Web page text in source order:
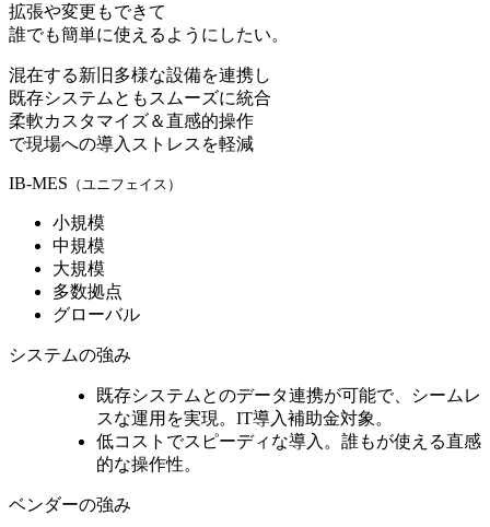
拡張や変更もできて
誰でも簡単に使えるようにしたい。
混在する新旧多様な設備を連携し
既存システムともスムーズに統合
柔軟カスタマイズ＆直感的操作
で現場への導入ストレスを軽減
IB-MES （ユニフェイス）
小規模
中規模
大規模
多数拠点
グローバル
システムの強み
既存システムとのデータ連携が可能で、シームレ
スな運用を実現。IT導入補助金対象。
低コストでスピーディな導入。誰もが使える直感
的な操作性。
ベンダーの強み